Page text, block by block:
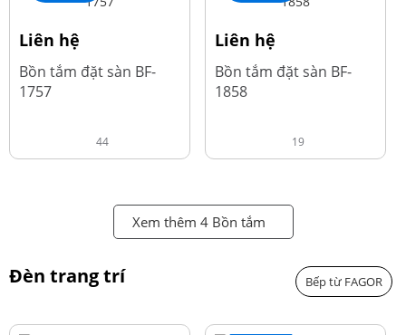
Liên hệ
Bồn tắm đặt sàn BF-
1757
44
Liên hệ
Bồn tắm đặt sàn BF-
1858
19
Xem thêm 4 Bồn tắm
Đèn trang trí Bếp từ FAGOR